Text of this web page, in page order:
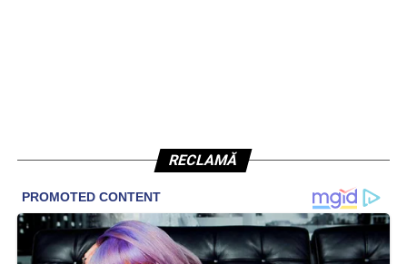
RECLAMĂ